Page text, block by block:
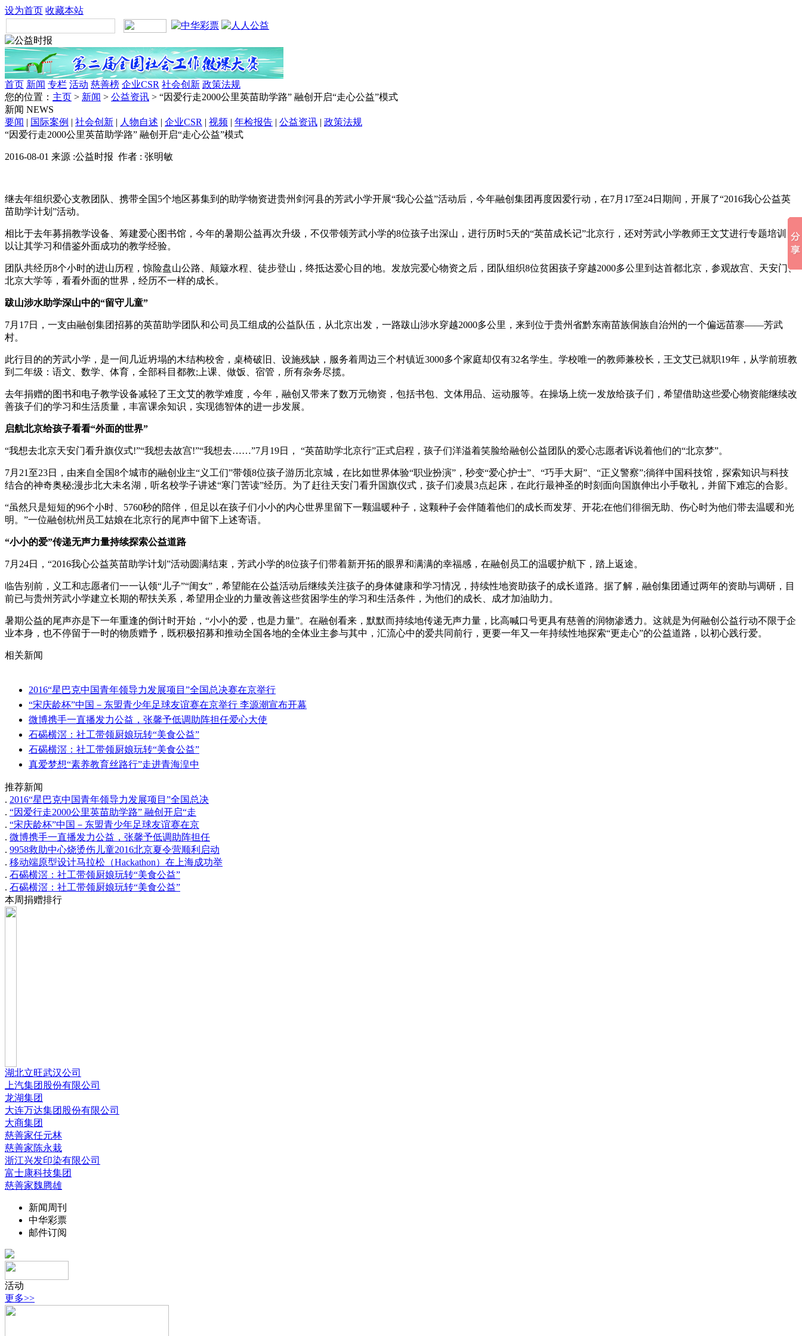
设为首页 收藏本站
首页 新闻 专栏 活动 慈善榜 企业CSR 社会创新 政策法规
您的位置： 主页 > 新闻 > 公益资讯 > “因爱行走2000公里英苗助学路” 融创开启“走心公益”模式
新闻 NEWS
要闻 | 国际案例 | 社会创新 | 人物自述 | 企业CSR | 视频 | 年检报告 | 公益资讯 | 政策法规
“因爱行走2000公里英苗助学路” 融创开启“走心公益”模式
2016-08-01 来源 :公益时报 作者 : 张明敏
继去年组织爱心支教团队、携带全国5个地区募集到的助学物资进贵州剑河县的芳武小学开展“我心公益”活动后，今年融创集团再度因爱行动，在7月17至24日期间，开展了“2016我心公益英
苗助学计划”活动。
相比于去年募捐教学设备、筹建爱心图书馆，今年的暑期公益再次升级，不仅带领芳武小学的8位孩子出深山，进行历时5天的“英苗成长记”北京行，还对芳武小学教师王文艾进行专题培训，
以让其学习和借鉴外面成功的教学经验。
团队共经历8个小时的进山历程，惊险盘山公路、颠簸水程、徒步登山，终抵达爱心目的地。发放完爱心物资之后，团队组织8位贫困孩子穿越2000多公里到达首都北京，参观故宫、天安门、
北京大学等，看看外面的世界，经历不一样的成长。
跋山涉水助学深山中的“留守儿童”
7月17日，一支由融创集团招募的英苗助学团队和公司员工组成的公益队伍，从北京出发，一路跋山涉水穿越2000多公里，来到位于贵州省黔东南苗族侗族自治州的一个偏远苗寨——芳武
村。
此行目的的芳武小学，是一间几近坍塌的木结构校舍，桌椅破旧、设施残缺，服务着周边三个村镇近3000多个家庭却仅有32名学生。学校唯一的教师兼校长，王文艾已就职19年，从学前班教
到二年级：语文、数学、体育，全部科目都教;上课、做饭、宿管，所有杂务尽揽。
去年捐赠的图书和电子教学设备减轻了王文艾的教学难度，今年，融创又带来了数万元物资，包括书包、文体用品、运动服等。在操场上统一发放给孩子们，希望借助这些爱心物资能继续改
善孩子们的学习和生活质量，丰富课余知识，实现德智体的进一步发展。
启航北京给孩子看看“外面的世界”
“我想去北京天安门看升旗仪式!”“我想去故宫!”“我想去……”7月19日， “英苗助学北京行”正式启程，孩子们洋溢着笑脸给融创公益团队的爱心志愿者诉说着他们的“北京梦”。
7月21至23日，由来自全国8个城市的融创业主“义工们”带领8位孩子游历北京城，在比如世界体验“职业扮演”，秒变“爱心护士”、“巧手大厨”、“正义警察”;徜徉中国科技馆，探索知识与科技
结合的神奇奥秘;漫步北大未名湖，听名校学子讲述“寒门苦读”经历。为了赶往天安门看升国旗仪式，孩子们凌晨3点起床，在此行最神圣的时刻面向国旗伸出小手敬礼，并留下难忘的合影。
“虽然只是短短的96个小时、5760秒的陪伴，但足以在孩子们小小的内心世界里留下一颗温暖种子，这颗种子会伴随着他们的成长而发芽、开花;在他们徘徊无助、伤心时为他们带去温暖和光
明。”一位融创杭州员工姑娘在北京行的尾声中留下上述寄语。
“小小的爱”传递无声力量持续探索公益道路
7月24日，“2016我心公益英苗助学计划”活动圆满结束，芳武小学的8位孩子们带着新开拓的眼界和满满的幸福感，在融创员工的温暖护航下，踏上返途。
临告别前，义工和志愿者们一一认领“儿子”“闺女”，希望能在公益活动后继续关注孩子的身体健康和学习情况，持续性地资助孩子的成长道路。据了解，融创集团通过两年的资助与调研，目
前已与贵州芳武小学建立长期的帮扶关系，希望用企业的力量改善这些贫困学生的学习和生活条件，为他们的成长、成才加油助力。
暑期公益的尾声亦是下一年重逢的倒计时开始，“小小的爱，也是力量”。在融创看来，默默而持续地传递无声力量，比高喊口号更具有慈善的润物渗透力。这就是为何融创公益行动不限于企
业本身，也不停留于一时的物质赠予，既积极招募和推动全国各地的全体业主参与其中，汇流心中的爱共同前行，更要一年又一年持续性地探索“更走心”的公益道路，以初心践行爱。
相关新闻
2016“星巴克中国青年领导力发展项目”全国总决赛在京举行
“宋庆龄杯”中国－东盟青少年足球友谊赛在京举行 李源潮宣布开幕
微博携手一直播发力公益，张馨予低调助阵担任爱心大使
石碣横滘：社工带领厨娘玩转“美食公益”
石碣横滘：社工带领厨娘玩转“美食公益”
真爱梦想“素养教育丝路行”走进青海湟中
推荐新闻
. 2016“星巴克中国青年领导力发展项目”全国总决
. “因爱行走2000公里英苗助学路” 融创开启“走
. “宋庆龄杯”中国－东盟青少年足球友谊赛在京
. 微博携手一直播发力公益，张馨予低调助阵担任
. 9958救助中心烧烫伤儿童2016北京夏令营顺利启动
. 移动端原型设计马拉松（Hackathon）在上海成功举
. 石碣横滘：社工带领厨娘玩转“美食公益”
. 石碣横滘：社工带领厨娘玩转“美食公益”
本周捐赠排行
湖北立旺武汉公司
上汽集团股份有限公司
龙湖集团
大连万达集团股份有限公司
大商集团
慈善家任元林
慈善家陈永栽
浙江兴发印染有限公司
富士康科技集团
慈善家魏腾雄
新闻周刊
中华彩票
邮件订阅
活动
更多>>